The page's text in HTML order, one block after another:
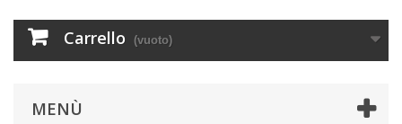
Carrello (vuoto)
MENÙ